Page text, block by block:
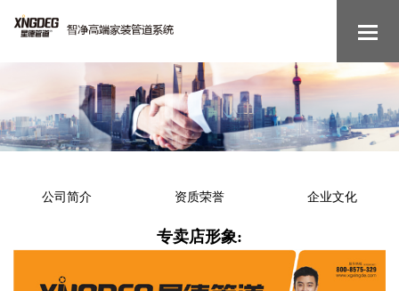
公司简介 资质荣誉 企业文化
专卖店形象: